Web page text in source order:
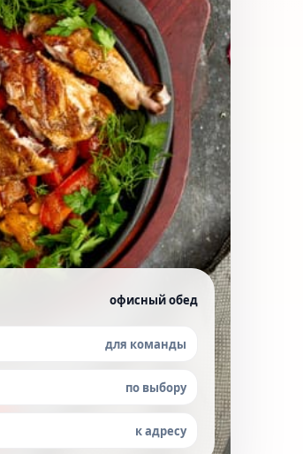
офисный обед
для команды
по выбору
к адресу